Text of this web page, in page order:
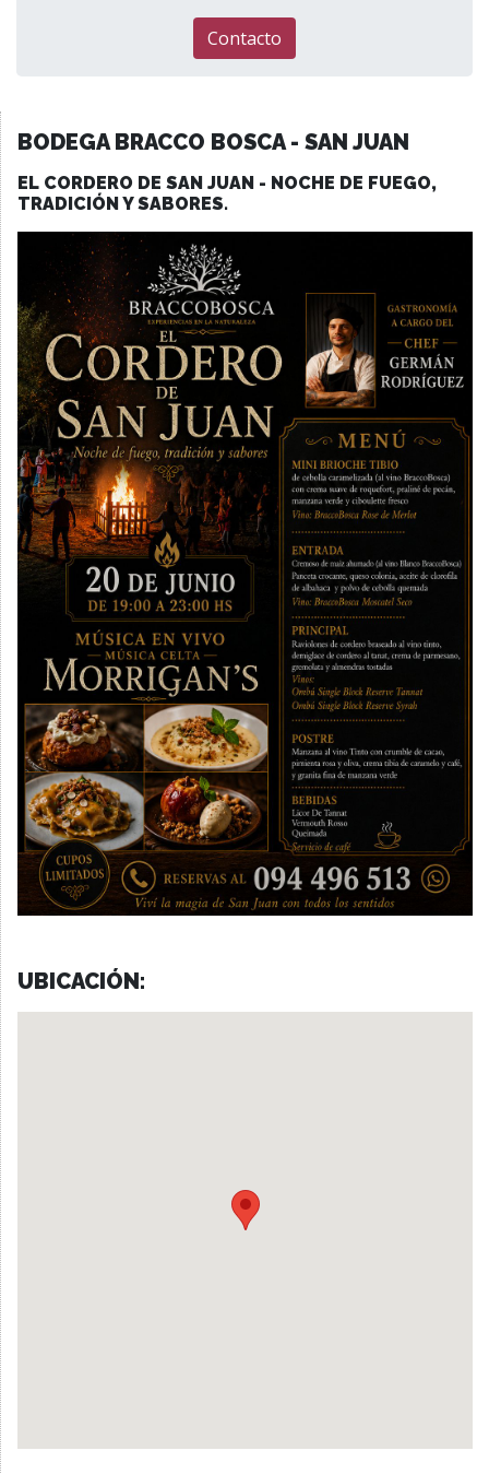
Contacto
BODEGA BRACCO BOSCA - SAN JUAN
EL CORDERO DE SAN JUAN - NOCHE DE FUEGO,
TRADICIÓN Y SABORES.
UBICACIÓN: